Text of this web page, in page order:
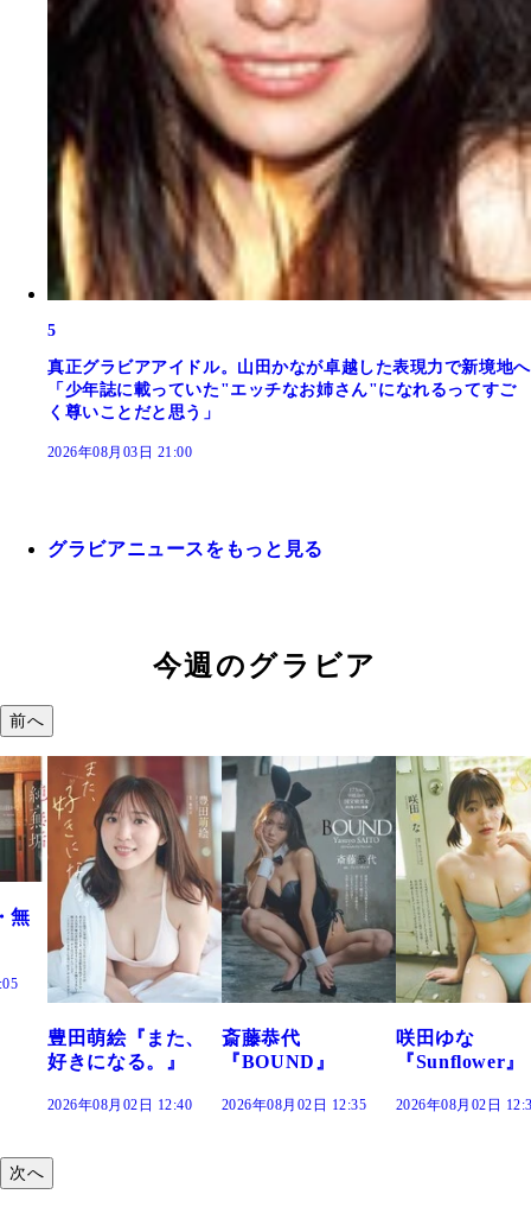
5
真正グラビアアイドル。山田かなが卓越した表現力で新境地へ
「少年誌に載っていた"エッチなお姉さん"になれるってすご
く尊いことだと思う」
2026年08月03日 21:00
グラビアニュースをもっと見る
今週のグラビア
前へ
斎藤恭代
『BOUND』
2026年08月02日 12:35
咲田ゆな
『Sunflower』
2026年08月02日 12:30
藤水咲桜『花
だまり』
2026年08月02日
次へ